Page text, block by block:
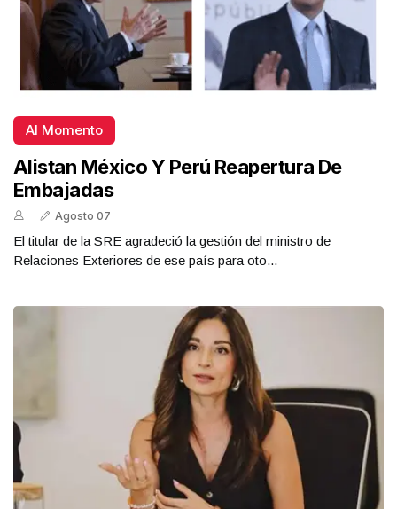
Al Momento
Alistan México Y Perú Reapertura De
Embajadas
Agosto 07
El titular de la SRE agradeció la gestión del ministro de
Relaciones Exteriores de ese país para oto...